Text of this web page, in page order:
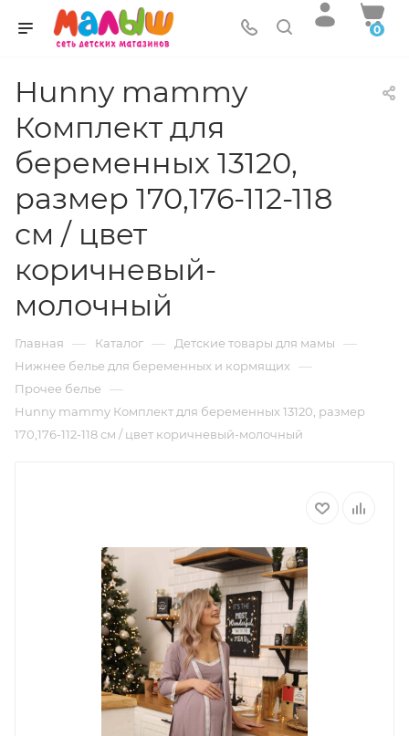
0
Hunny mammy
Комплект для
беременных 13120,
размер 170,176-112-118
см / цвет
коричневый-
молочный
Главная — Каталог — Детские товары для мамы —
Нижнее белье для беременных и кормящих —
Прочее белье —
Hunny mammy Комплект для беременных 13120, размер
170,176-112-118 см / цвет коричневый-молочный